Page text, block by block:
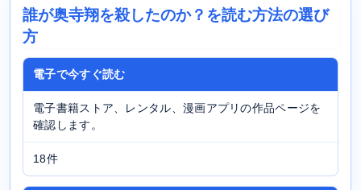
誰が奥寺翔を殺したのか？を読む方法の選び
方
電子で今すぐ読む
電子書籍ストア、レンタル、漫画アプリの作品ページを
確認します。
18件